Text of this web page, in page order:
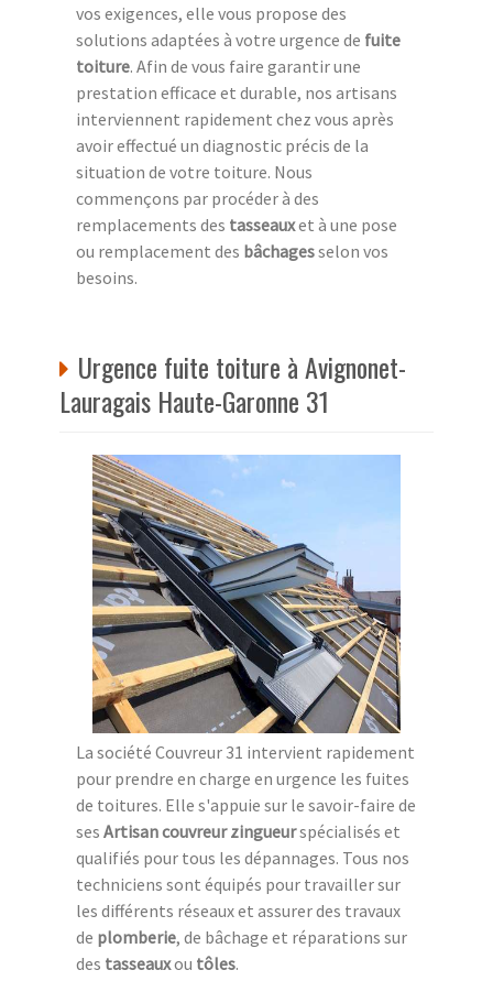
vos exigences, elle vous propose des
solutions adaptées à votre urgence de fuite
toiture. Afin de vous faire garantir une
prestation efficace et durable, nos artisans
interviennent rapidement chez vous après
avoir effectué un diagnostic précis de la
situation de votre toiture. Nous
commençons par procéder à des
remplacements des tasseauxet à une pose
ou remplacement des bâchagesselon vos
besoins.
Urgence fuite toiture à Avignonet-
Lauragais Haute-Garonne 31
La société Couvreur 31 intervient rapidement
pour prendre en charge en urgence les fuites
de toitures. Elle s'appuie sur le savoir-faire de
ses Artisan couvreur zingueurspécialisés et
qualifiés pour tous les dépannages. Tous nos
techniciens sont équipés pour travailler sur
les différents réseaux et assurer des travaux
de plomberie, de bâchage et réparations sur
des tasseauxou tôles.